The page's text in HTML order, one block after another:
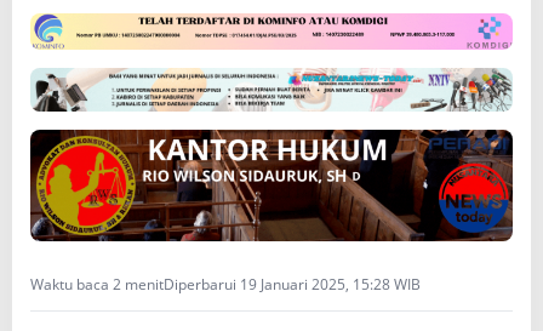
n
g
k
a
p
3
K
a
w
a
a
Waktu baca 2 menitDiperbarui 19 Januari 2025, 15:28 WIB